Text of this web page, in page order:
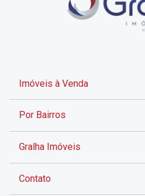
Imóveis à Venda
Por Bairros
Gralha Imóveis
Contato